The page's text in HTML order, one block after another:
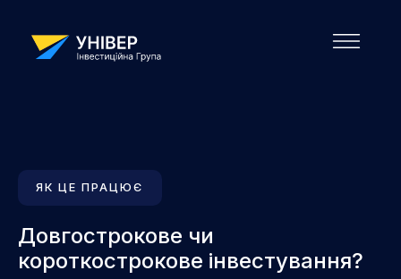
Довгострокове чи
короткострокове інвестування?
ЯК ЦЕ ПРАЦЮЄ